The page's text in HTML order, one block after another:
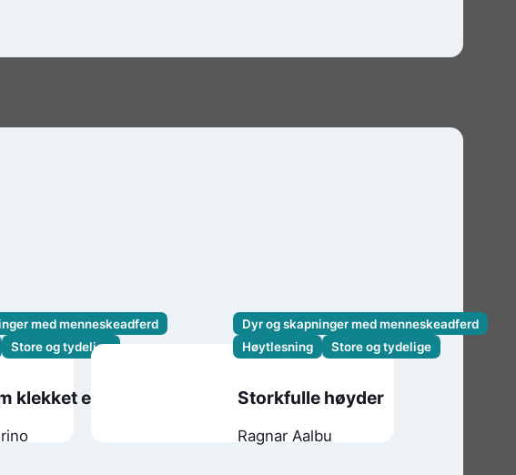
med menneskeadferd
Store og tydelige
klekket et egg
Dyr og skapninger med menneskeadferd
Høytlesning
Store og tydelige
Storkfulle høyder
Ragnar Aalbu